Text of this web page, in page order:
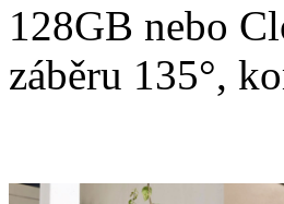
128GB nebo
záběru 135°,